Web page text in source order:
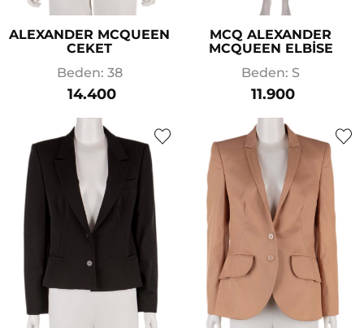
ALEXANDER MCQUEEN
CEKET
Beden: 38
14.400
MCQ ALEXANDER
MCQUEEN ELBİSE
Beden: S
11.900